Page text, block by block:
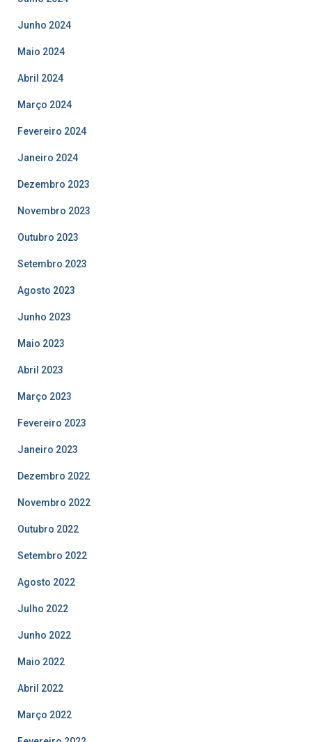
Junho 2024
Maio 2024
Abril 2024
Março 2024
Fevereiro 2024
Janeiro 2024
Dezembro 2023
Novembro 2023
Outubro 2023
Setembro 2023
Agosto 2023
Junho 2023
Maio 2023
Abril 2023
Março 2023
Fevereiro 2023
Janeiro 2023
Dezembro 2022
Novembro 2022
Outubro 2022
Setembro 2022
Agosto 2022
Julho 2022
Junho 2022
Maio 2022
Abril 2022
Março 2022